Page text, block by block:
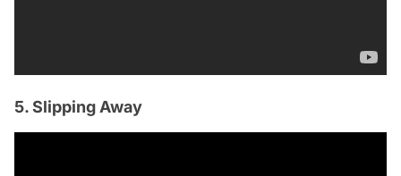
5. Slipping Away